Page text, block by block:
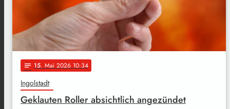
notes 15. Mai 2026 10:34
Ingolstadt
Geklauten Roller absichtlich angezündet